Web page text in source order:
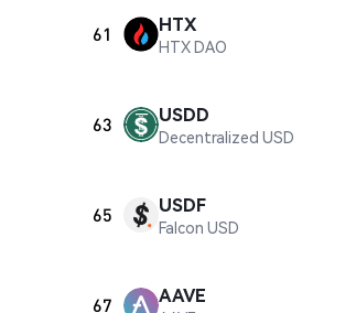
61 HTX
HTX DAO
63 USDD
Decentralized USD
65 USDF
Falcon USD
67 AAVE